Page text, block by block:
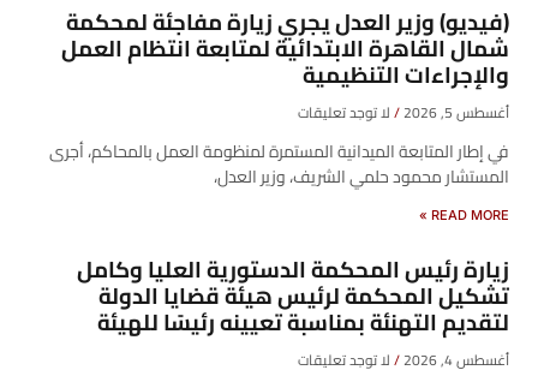
(فيديو) وزير العدل يجري زيارة مفاجئة لمحكمة
شمال القاهرة الابتدائية لمتابعة انتظام العمل
والإجراءات التنظيمية
أغسطس 5, 2026 لا توجد تعليقات
في إطار المتابعة الميدانية المستمرة لمنظومة العمل بالمحاكم، أجرى
المستشار محمود حلمي الشريف، وزير العدل،
READ MORE »
زيارة رئيس المحكمة الدستورية العليا وكامل
تشكيل المحكمة لرئيس هيئة قضايا الدولة
لتقديم التهنئة بمناسبة تعيينه رئيسًا للهيئة
أغسطس 4, 2026 لا توجد تعليقات